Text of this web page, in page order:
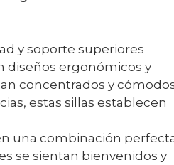
y soporte superiores
diseños ergonómicos y
concentrados y
estas sillas establecen
una combinación
se sientan bienvenidos y